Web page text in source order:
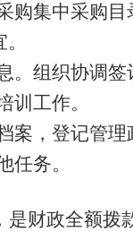
购集中采购
。组织协调
训工作。
案，登记管
务。
是财政全额拨